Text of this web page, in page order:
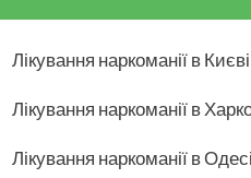
Лікування наркоманії в Києві
Лікування наркоманії в
Лікування наркоманії в Одесі